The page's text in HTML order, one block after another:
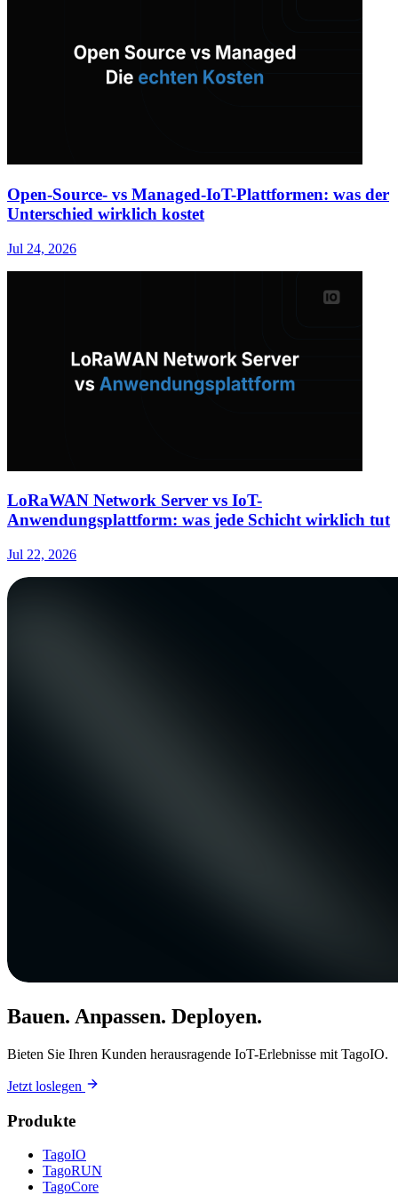
Open-Source- vs Managed-IoT-Plattformen: was der
Unterschied wirklich kostet
Jul 24, 2026
LoRaWAN Network Server vs IoT-
Anwendungsplattform: was jede Schicht wirklich tut
Jul 22, 2026
Bauen. Anpassen. Deployen.
Bieten Sie Ihren Kunden herausragende IoT-Erlebnisse mit TagoIO.
Jetzt loslegen
Produkte
TagoIO
TagoRUN
TagoCore